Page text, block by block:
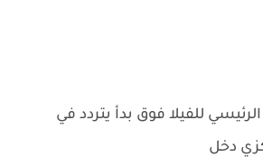
للفيلا فوق بدأ يتردد في
دخل